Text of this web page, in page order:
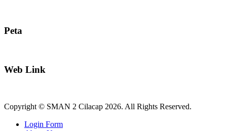
Peta
Web Link
Copyright © SMAN 2 Cilacap 2026. All Rights Reserved.
Login Form